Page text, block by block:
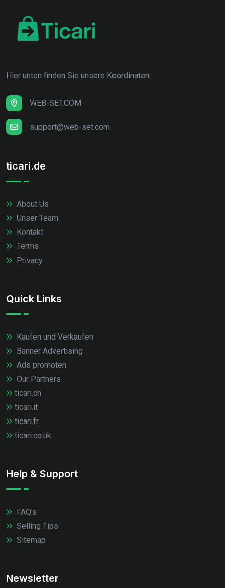
Hier unten finden Sie unsere Koordinaten:
WEB-SET.COM
support@web-set.com
ticari.de
About Us
Unser Team
Kontakt
Terms
Privacy
Quick Links
Kaufen und Verkaufen
Banner Advertising
Ads promoten
Our Partners
ticari.ch
ticari.it
ticari.fr
ticari.co.uk
Help & Support
FAQ's
Selling Tips
Sitemap
Newsletter